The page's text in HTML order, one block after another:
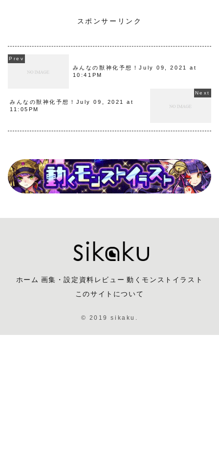
スポンサーリンク
みんなの獣神化予想！July 09, 2021 at
10:41PM
みんなの獣神化予想！July 09, 2021 at
11:05PM
ホーム 画集・設定資料レビュー 動くモンストイラスト
このサイトについて
© 2019 sikaku.